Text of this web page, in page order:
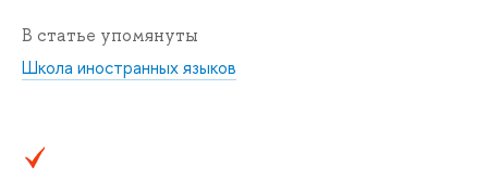
В статье упомянуты
Школа иностранных языков